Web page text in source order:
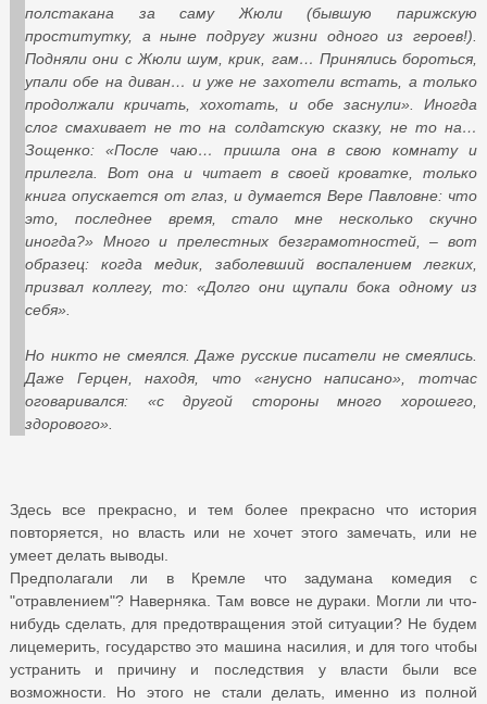
полстакана за саму Жюли (бывшую парижскую
проститутку, а ныне подругу жизни одного из героев!).
Подняли они с Жюли шум, крик, гам… Принялись бороться,
упали обе на диван… и уже не захотели встать, а только
продолжали кричать, хохотать, и обе заснули». Иногда
слог смахивает не то на солдатскую сказку, не то на…
Зощенко: «После чаю… пришла она в свою комнату и
прилегла. Вот она и читает в своей кроватке, только
книга опускается от глаз, и думается Вере Павловне: что
это, последнее время, стало мне несколько скучно
иногда?» Много и прелестных безграмотностей, – вот
образец: когда медик, заболевший воспалением легких,
призвал коллегу, то: «Долго они щупали бока одному из
себя».
Но никто не смеялся. Даже русские писатели не смеялись.
Даже Герцен, находя, что «гнусно написано», тотчас
оговаривался: «с другой стороны много хорошего,
здорового».
Здесь все прекрасно, и тем более прекрасно что история
повторяется, но власть или не хочет этого замечать, или не
умеет делать выводы.
Предполагали ли в Кремле что задумана комедия с
"отравлением"? Наверняка. Там вовсе не дураки. Могли ли что-
нибудь сделать, для предотвращения этой ситуации? Не будем
лицемерить, государство это машина насилия, и для того чтобы
устранить и причину и последствия у власти были все
возможности. Но этого не стали делать, именно из полной